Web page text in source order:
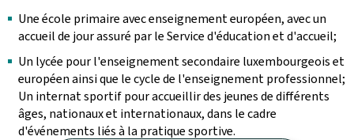
Une école primaire avec enseignement européen, avec un
accueil de jour assuré par le Service d'éducation et d'accueil;
Un lycée pour l'enseignement secondaire luxembourgeois et
européen ainsi que le cycle de l'enseignement professionnel;
Un internat sportif pour accueillir des jeunes de différents
âges, nationaux et internationaux, dans le cadre
d'événements liés à la pratique sportive.